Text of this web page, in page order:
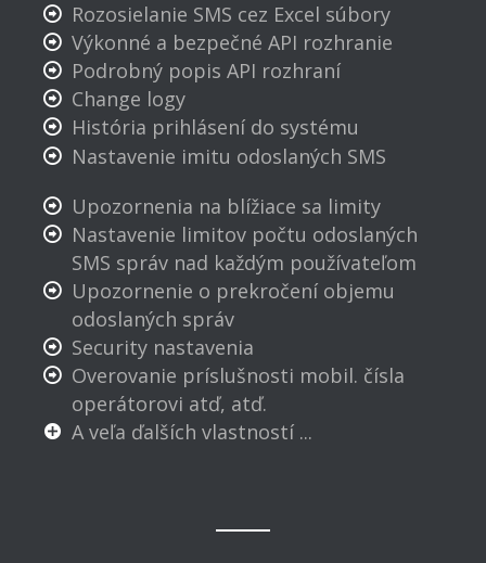
Rozosielanie SMS cez Excel súbory
Výkonné a bezpečné API rozhranie
Podrobný popis API rozhraní
Change logy
História prihlásení do systému
Nastavenie imitu odoslaných SMS
Upozornenia na blížiace sa limity
Nastavenie limitov počtu odoslaných
SMS správ nad každým používateľom
Upozornenie o prekročení objemu
odoslaných správ
Security nastavenia
Overovanie príslušnosti mobil. čísla
operátorovi atď, atď.
A veľa ďalších vlastností ...